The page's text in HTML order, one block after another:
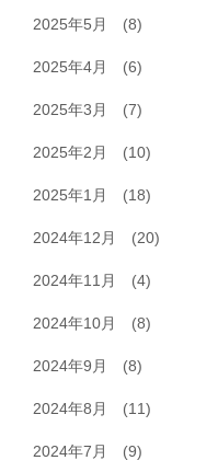
2025年5月 (8)
2025年4月 (6)
2025年3月 (7)
2025年2月 (10)
2025年1月 (18)
2024年12月 (20)
2024年11月 (4)
2024年10月 (8)
2024年9月 (8)
2024年8月 (11)
2024年7月 (9)